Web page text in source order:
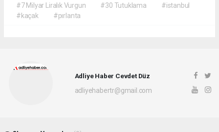
#7 Milyar Liralık Vurgun
#30 Tutuklama
#istanbul
#kaçak
#pırlanta
Adliye Haber Cevdet Düz
adliyehabertr@gmail.com